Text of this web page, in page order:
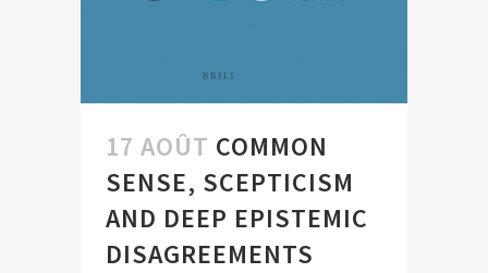
17 AOÛT COMMON
SENSE, SCEPTICISM
AND DEEP EPISTEMIC
DISAGREEMENTS